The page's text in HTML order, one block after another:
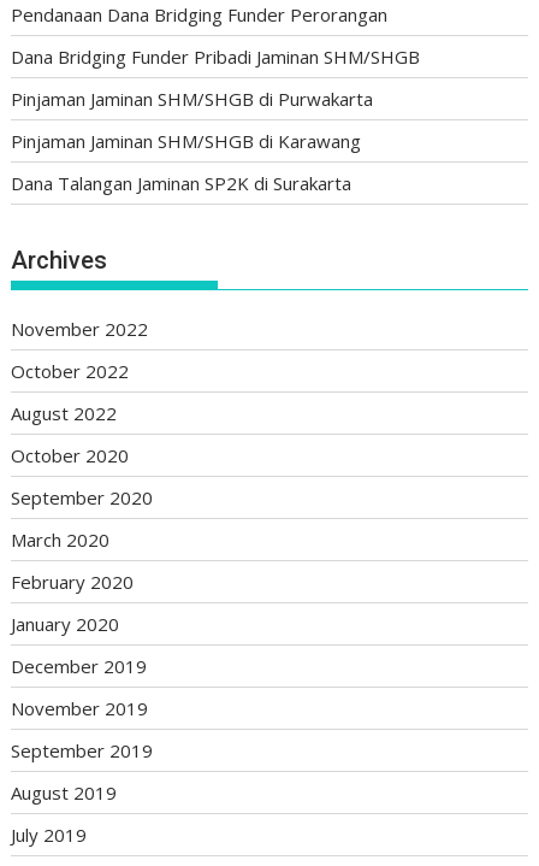
Pendanaan Dana Bridging Funder Perorangan
Dana Bridging Funder Pribadi Jaminan SHM/SHGB
Pinjaman Jaminan SHM/SHGB di Purwakarta
Pinjaman Jaminan SHM/SHGB di Karawang
Dana Talangan Jaminan SP2K di Surakarta
Archives
November 2022
October 2022
August 2022
October 2020
September 2020
March 2020
February 2020
January 2020
December 2019
November 2019
September 2019
August 2019
July 2019